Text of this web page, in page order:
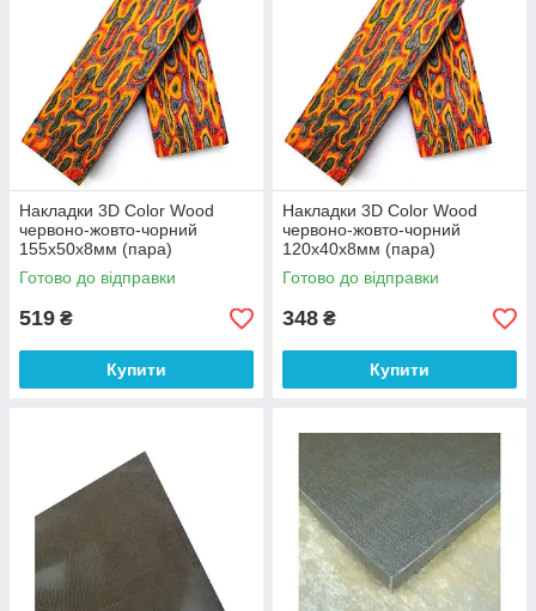
Накладки 3D Color Wood
червоно-жовто-чорний
155х50х8мм (пара)
Готово до відправки
519 ₴
Купити
Накладки 3D Color Wood
червоно-жовто-чорний
120х40х8мм (пара)
Готово до відправки
348 ₴
Купити